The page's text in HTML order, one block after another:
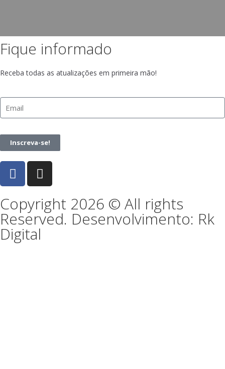
Fique informado
Receba todas as atualizações em primeira mão!
Inscreva-se!
Copyright 2026 © All rights
Reserved. Desenvolvimento: Rk
Digital